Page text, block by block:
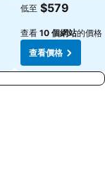
低至 $579
查看 10 個網站的價格
查看價格